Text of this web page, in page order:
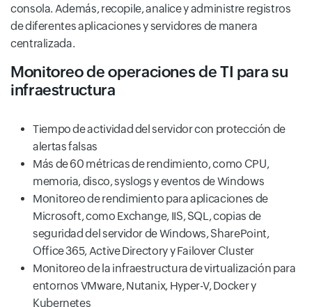
consola. Además, recopile, analice y administre registros
de diferentes aplicaciones y servidores de manera
centralizada.
Monitoreo de operaciones de TI para su
infraestructura
Tiempo de actividad del servidor con protección de
alertas falsas
Más de 60 métricas de rendimiento, como CPU,
memoria, disco, syslogs y eventos de Windows
Monitoreo de rendimiento para aplicaciones de
Microsoft, como Exchange, IIS, SQL, copias de
seguridad del servidor de Windows, SharePoint,
Office 365, Active Directory y Failover Cluster
Monitoreo de la infraestructura de virtualización para
entornos VMware, Nutanix, Hyper-V, Docker y
Kubernetes